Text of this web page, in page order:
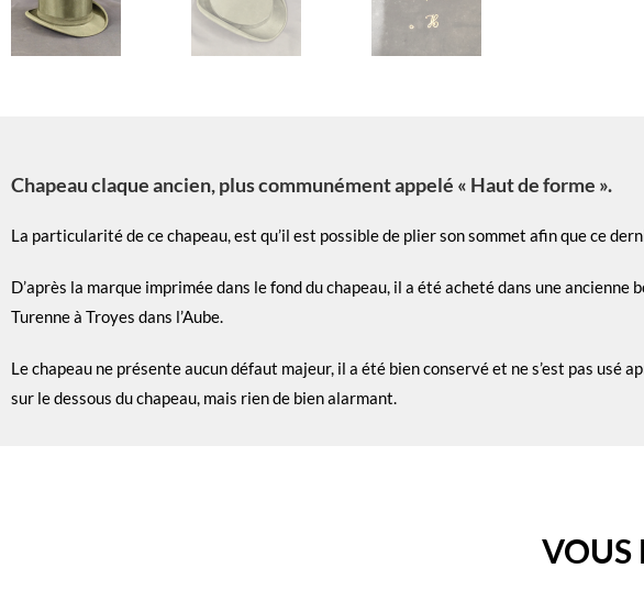
Chapeau claque ancien, plus communément appelé « Haut de forme ».
La particularité de ce chapeau, est qu’il est possible de plier son sommet afin que ce
D’après la marque imprimée dans le fond du chapeau, il a été acheté dans une
Turenne à Troyes dans l’Aube.
Le chapeau ne présente aucun défaut majeur, il a été bien conservé et ne s’est pas
sur le dessous du chapeau, mais rien de bien alarmant.
VOUS